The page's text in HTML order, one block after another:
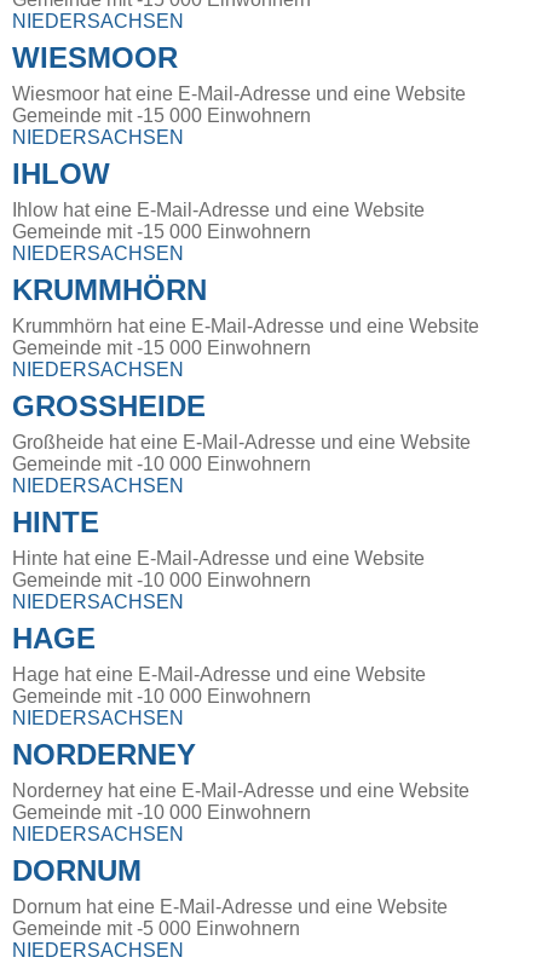
NIEDERSACHSEN
WIESMOOR
Wiesmoor hat eine E-Mail-Adresse und eine Website
Gemeinde mit -15 000 Einwohnern
NIEDERSACHSEN
IHLOW
Ihlow hat eine E-Mail-Adresse und eine Website
Gemeinde mit -15 000 Einwohnern
NIEDERSACHSEN
KRUMMHÖRN
Krummhörn hat eine E-Mail-Adresse und eine Website
Gemeinde mit -15 000 Einwohnern
NIEDERSACHSEN
GROSSHEIDE
Großheide hat eine E-Mail-Adresse und eine Website
Gemeinde mit -10 000 Einwohnern
NIEDERSACHSEN
HINTE
Hinte hat eine E-Mail-Adresse und eine Website
Gemeinde mit -10 000 Einwohnern
NIEDERSACHSEN
HAGE
Hage hat eine E-Mail-Adresse und eine Website
Gemeinde mit -10 000 Einwohnern
NIEDERSACHSEN
NORDERNEY
Norderney hat eine E-Mail-Adresse und eine Website
Gemeinde mit -10 000 Einwohnern
NIEDERSACHSEN
DORNUM
Dornum hat eine E-Mail-Adresse und eine Website
Gemeinde mit -5 000 Einwohnern
NIEDERSACHSEN